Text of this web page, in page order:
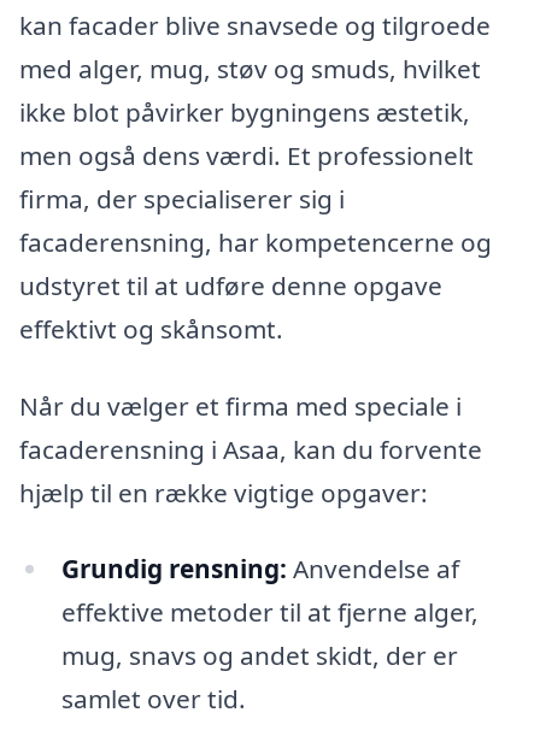
kan facader blive snavsede og tilgroede
med alger, mug, støv og smuds, hvilket
ikke blot påvirker bygningens æstetik,
men også dens værdi. Et professionelt
firma, der specialiserer sig i
facaderensning, har kompetencerne og
udstyret til at udføre denne opgave
effektivt og skånsomt.
Når du vælger et firma med speciale i
facaderensning i Asaa, kan du forvente
hjælp til en række vigtige opgaver:
Grundig rensning: Anvendelse af
effektive metoder til at fjerne alger,
mug, snavs og andet skidt, der er
samlet over tid.